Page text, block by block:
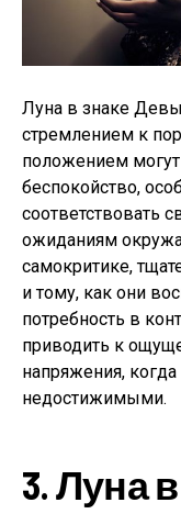
Луна в знаке
стремлением к
положением
беспокойство,
соответствовать
ожиданиям
самокритике,
и тому, как они
потребность в
приводить к
напряжения,
недостижимыми.
3.Луна